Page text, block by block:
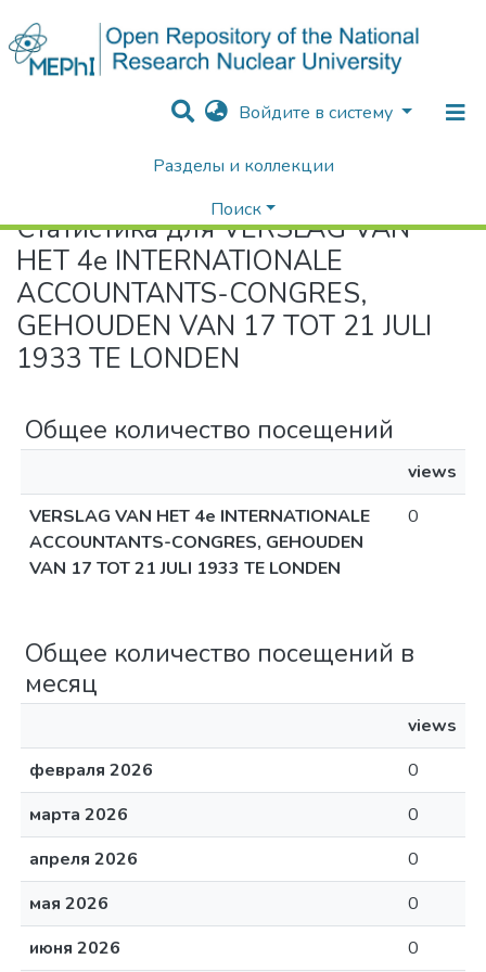
Войдите в систему
Разделы и коллекции
Поиск
Статистика
Статистика для VERSLAG VAN
HET 4e INTERNATIONALE
ACCOUNTANTS-CONGRES,
GEHOUDEN VAN 17 TOT 21 JULI
1933 TE LONDEN
Общее количество посещений
views
VERSLAG VAN HET 4e INTERNATIONALE
ACCOUNTANTS-CONGRES, GEHOUDEN
VAN 17 TOT 21 JULI 1933 TE LONDEN
0
Общее количество посещений в
месяц
views
февраля 2026
0
марта 2026
0
апреля 2026
0
мая 2026
0
июня 2026
0